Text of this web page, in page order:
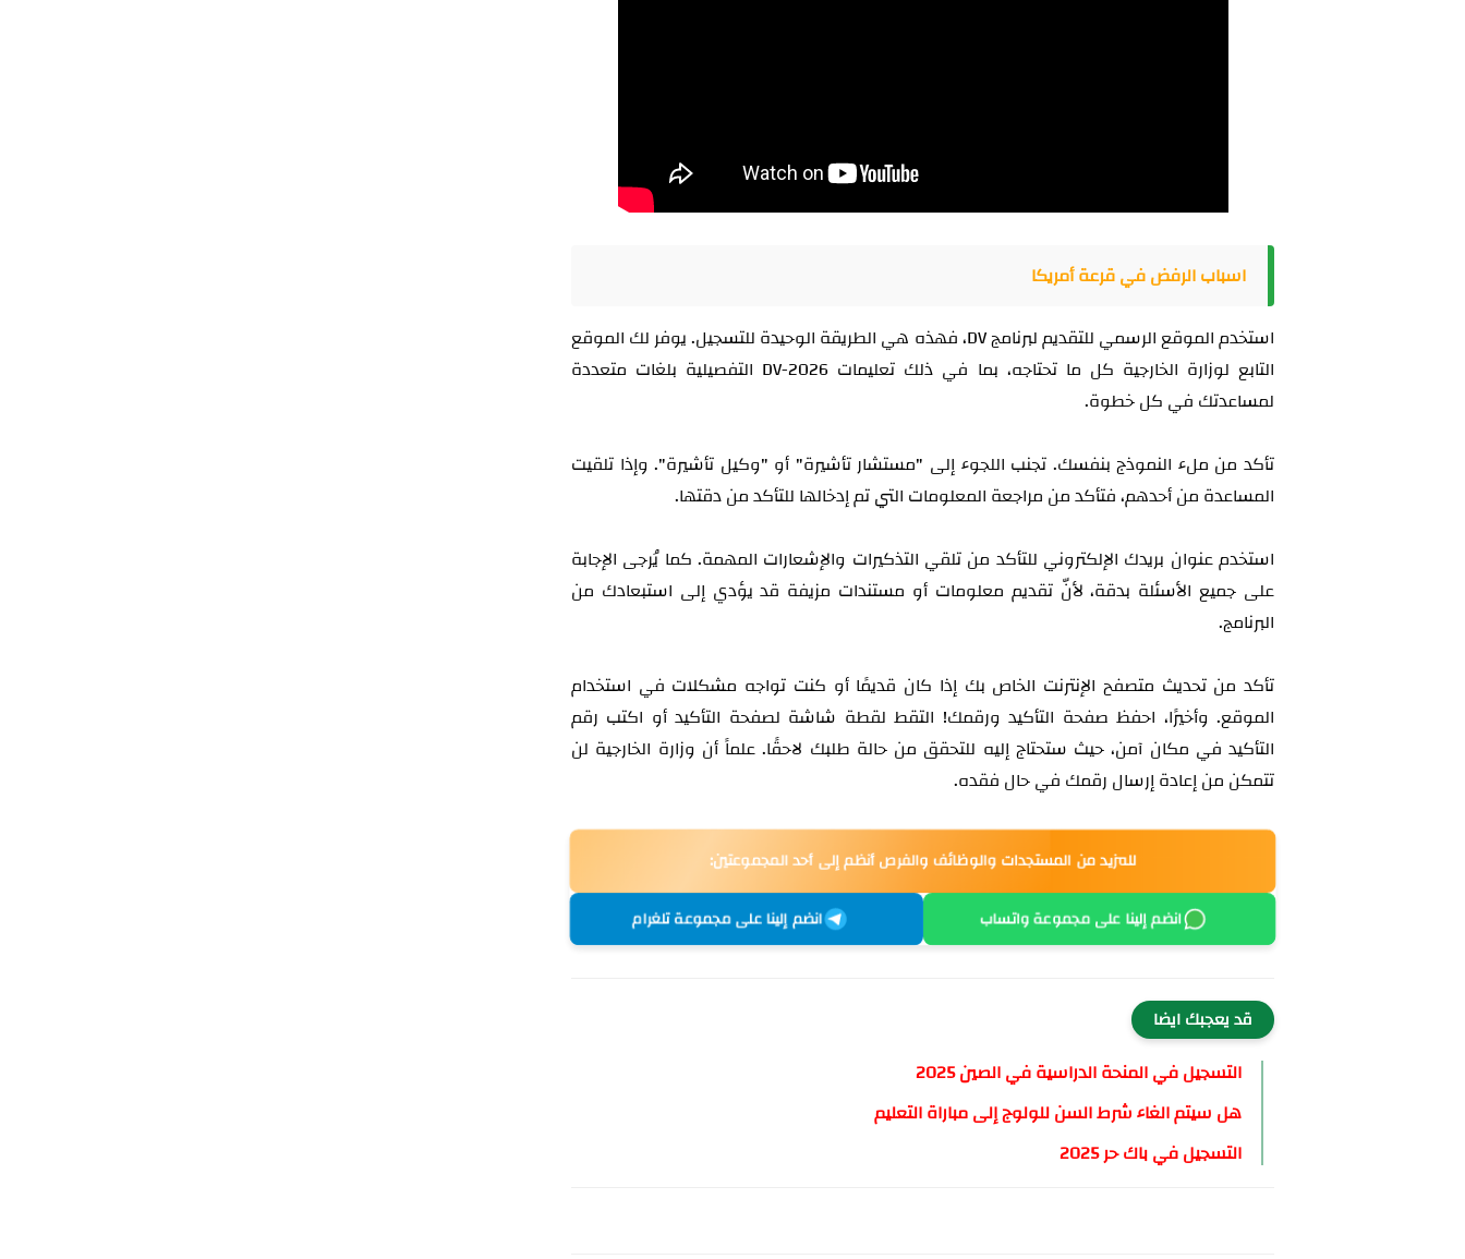
اسباب الرفض في قرعة أمريكا
استخدم الموقع الرسمي للتقديم لبرنامج DV، فهذه هي الطريقة الوحيدة للتسجيل. يوفر لك الموقع
التابع لوزارة الخارجية كل ما تحتاجه، بما في ذلك تعليمات DV-2026 التفصيلية بلغات متعددة
لمساعدتك في كل خطوة.
تأكد من ملء النموذج بنفسك. تجنب اللجوء إلى "مستشار تأشيرة" أو "وكيل تأشيرة". وإذا تلقيت
المساعدة من أحدهم، فتأكد من مراجعة المعلومات التي تم إدخالها للتأكد من دقتها.
استخدم عنوان بريدك الإلكتروني للتأكد من تلقي التذكيرات والإشعارات المهمة. كما يُرجى الإجابة
على جميع الأسئلة بدقة، لأنّ تقديم معلومات أو مستندات مزيفة قد يؤدي إلى استبعادك من
البرنامج.
تأكد من تحديث متصفح الإنترنت الخاص بك إذا كان قديمًا أو كنت تواجه مشكلات في استخدام
الموقع. وأخيرًا، احفظ صفحة التأكيد ورقمك! التقط لقطة شاشة لصفحة التأكيد أو اكتب رقم
التأكيد في مكان آمن، حيث ستحتاج إليه للتحقق من حالة طلبك لاحقًا. علماً أن وزارة الخارجية لن
تتمكن من إعادة إرسال رقمك في حال فقده.
للمزيد من المستجدات والوظائف والفرص أنظم إلى أحد المجموعتين:
انضم إلينا على مجموعة واتساب انضم إلينا على مجموعة تلغرام
قد يعجبك ايضا
التسجيل في المنحة الدراسية في الصين 2025
هل سيتم الغاء شرط السن للولوج إلى مباراة التعليم
التسجيل في باك حر 2025